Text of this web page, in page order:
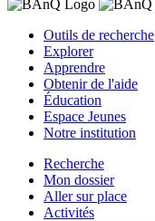
Outils de recherche
Explorer
Apprendre
Obtenir de l'aide
Éducation
Espace Jeunes
Notre institution
Recherche
Mon dossier
Aller sur place
Activités